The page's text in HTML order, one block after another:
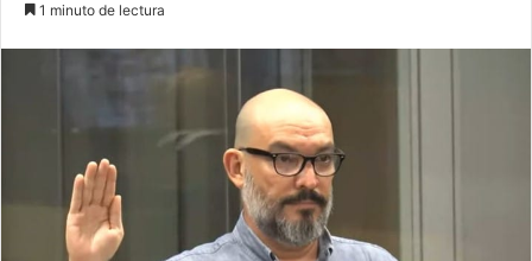
1 minuto de lectura